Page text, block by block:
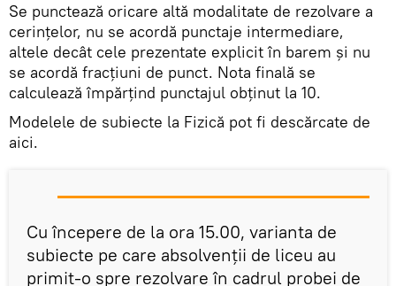
Se punctează oricare altă modalitate de rezolvare a
cerințelor, nu se acordă punctaje intermediare,
altele decât cele prezentate explicit în barem și nu
se acordă fracțiuni de punct. Nota finală se
calculează împărțind punctajul obținut la 10.
Modelele de subiecte la Fizică pot fi descărcate de
aici.
Cu începere de la ora 15.00, varianta de
subiecte pe care absolvenții de liceu au
primit-o spre rezolvare în cadrul probei de